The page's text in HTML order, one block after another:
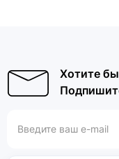
Хотите